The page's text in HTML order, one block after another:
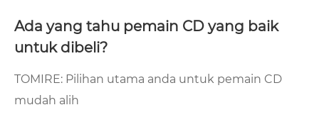
Ada yang tahu pemain CD yang baik
untuk dibeli?
TOMIRE: Pilihan utama anda untuk pemain CD
mudah alih